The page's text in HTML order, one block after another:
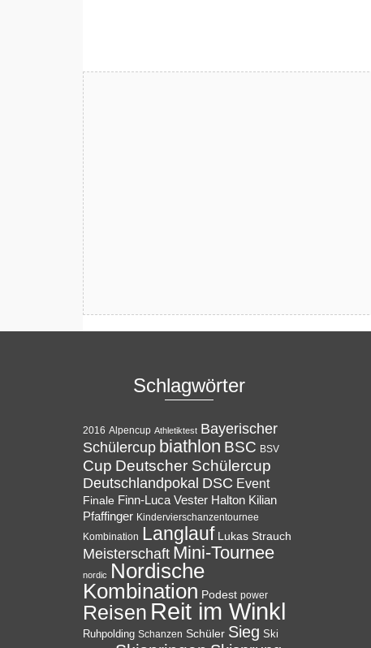
Schlagwörter
2016 Alpencup Athletiktest Bayerischer
Schülercup biathlon BSC BSV
Cup Deutscher Schülercup
Deutschlandpokal DSC Event
Finale Finn-Luca Vester Halton Kilian
Pfaffinger Kindervierschanzentournee
Kombination Langlauf Lukas Strauch
Meisterschaft Mini-Tournee
nordic Nordische
Kombination Podest power
Reisen Reit im Winkl
Ruhpolding Schanzen Schüler Sieg Ski